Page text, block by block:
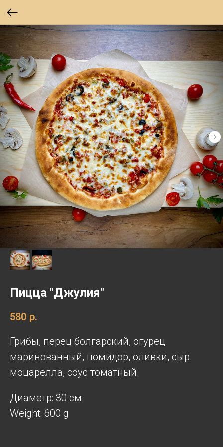
Пицца "Джулия"
580 р.
Грибы, перец болгарский, огурец
маринованный, помидор, оливки, сыр
моцарелла, соус томатный.
Диаметр: 30 см
Weight: 600 g